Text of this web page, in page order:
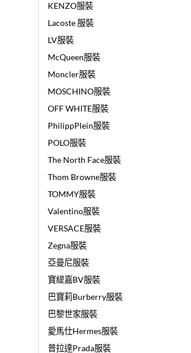
KENZO服裝
Lacoste 服裝
LV服裝
McQueen服裝
Moncler服裝
MOSCHINO服裝
OFF WHITE服裝
PhilippPlein服裝
POLO服裝
The North Face服裝
Thom Browne服裝
TOMMY服裝
Valentino服裝
VERSACE服裝
Zegna服裝
亞曼尼服裝
寶緹嘉BV服裝
巴寶莉Burberry服裝
巴黎世家服裝
愛馬仕Hermes服裝
普拉達Prada服裝